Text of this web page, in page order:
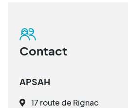
Contact
APSAH
17 route de Rignac